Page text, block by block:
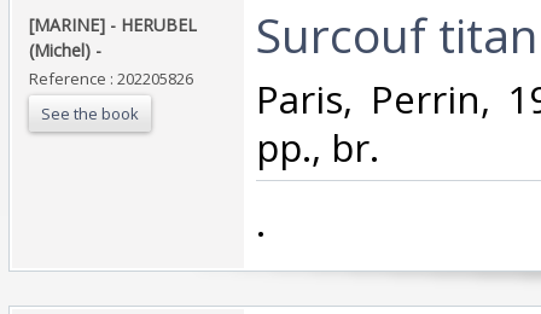
‎[MARINE] - HERUBEL
(Michel) - ‎
Reference : 202205826
See the book
‎Surcouf
‎Paris, Perrin,
pp., br.‎
‎.‎